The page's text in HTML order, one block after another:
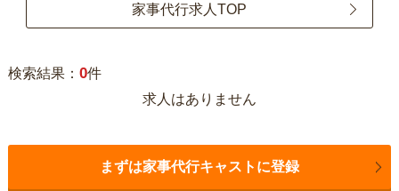
家事代行求人TOP
検索結果： 0件
求人はありません
まずは家事代行キャストに登録